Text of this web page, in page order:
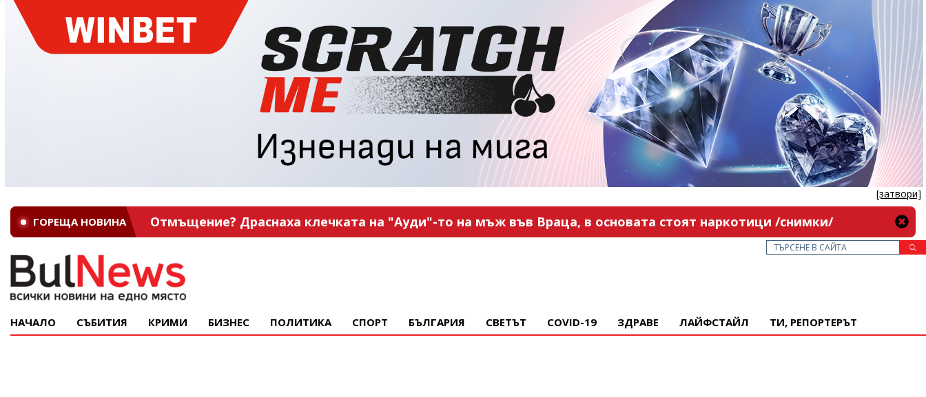
[затвори]
ГОРЕЩА НОВИНА Отмъщение? Драснаха клечката на "Ауди"-то на мъж във Враца, в основата стоят наркотици /снимки/
НАЧАЛО СЪБИТИЯ КРИМИ БИЗНЕС ПОЛИТИКА СПОРТ БЪЛГАРИЯ СВЕТЪТ COVID-19 ЗДРАВЕ ЛАЙФСТАЙЛ ТИ, РЕПОРТЕРЪТ